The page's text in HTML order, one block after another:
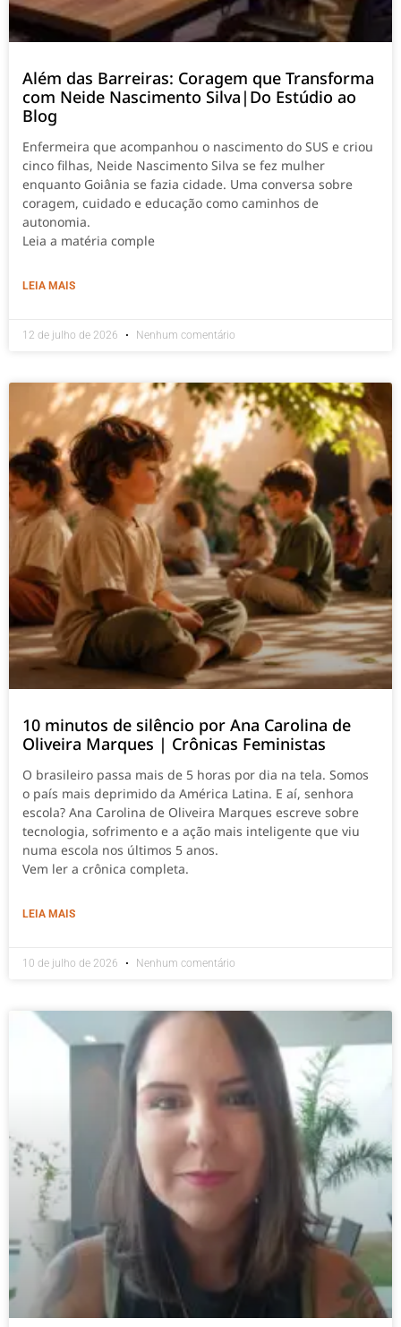
Além das Barreiras: Coragem que Transforma
com Neide Nascimento Silva|Do Estúdio ao
Blog
Enfermeira que acompanhou o nascimento do SUS e criou
cinco filhas, Neide Nascimento Silva se fez mulher
enquanto Goiânia se fazia cidade. Uma conversa sobre
coragem, cuidado e educação como caminhos de
autonomia.
Leia a matéria comple
LEIA MAIS
12 de julho de 2026 Nenhum comentário
10 minutos de silêncio por Ana Carolina de
Oliveira Marques | Crônicas Feministas
O brasileiro passa mais de 5 horas por dia na tela. Somos
o país mais deprimido da América Latina. E aí, senhora
escola? Ana Carolina de Oliveira Marques escreve sobre
tecnologia, sofrimento e a ação mais inteligente que viu
numa escola nos últimos 5 anos.
Vem ler a crônica completa.
LEIA MAIS
10 de julho de 2026 Nenhum comentário